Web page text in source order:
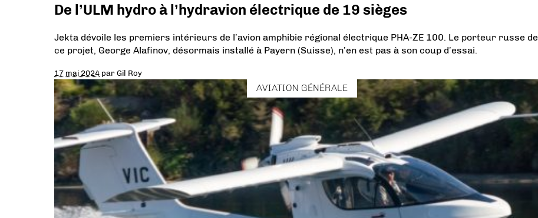
De l’ULM hydro à l’hydravion électrique de 19 sièges
Jekta dévoile les premiers intérieurs de l’avion amphibie régional électrique PHA-ZE 100. Le porteur russe de
ce projet, George Alafinov, désormais installé à Payern (Suisse), n’en est pas à son coup d’essai.
17 mai 2024 parGil Roy
AVIATION GÉNÉRALE